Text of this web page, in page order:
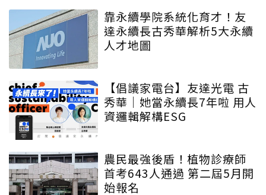
靠永續學院系統化育才！友
達永續長古秀華解析5大永續
人才地圖
【倡議家電台】友達光電 古
秀華｜她當永續長7年啦 用人
資邏輯解構ESG
農民最強後盾！植物診療師
首考643人通過 第二屆5月開
始報名